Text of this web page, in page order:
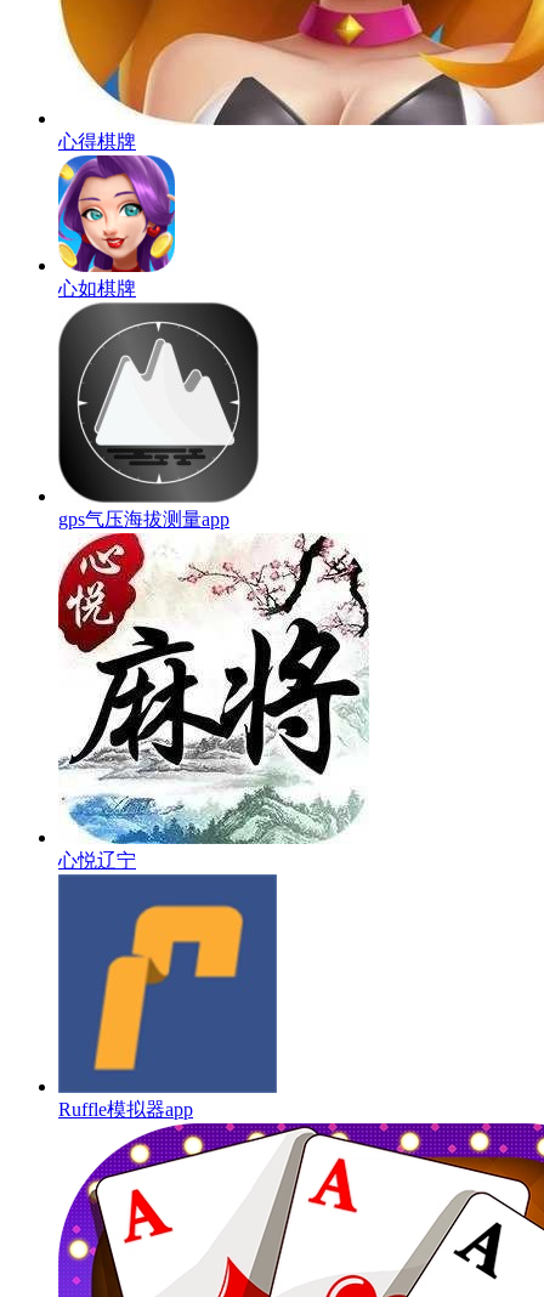
心得棋牌
心如棋牌
gps气压海拔测量app
心悦辽宁
Ruffle模拟器app